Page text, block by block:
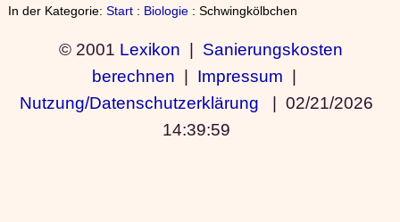
In der Kategorie: Start: Biologie: Schwingkölbchen
© 2001 Lexikon | Sanierungskosten
berechnen | Impressum |
Nutzung/Datenschutzerklärung | 02/21/2026
14:39:59